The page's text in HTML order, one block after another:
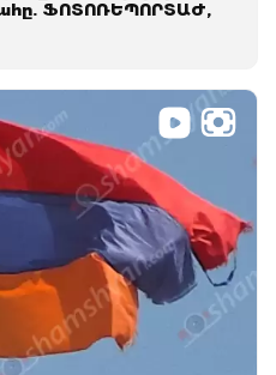
ՖՈՏՈՌԵՊՈՐՏԱԺ,